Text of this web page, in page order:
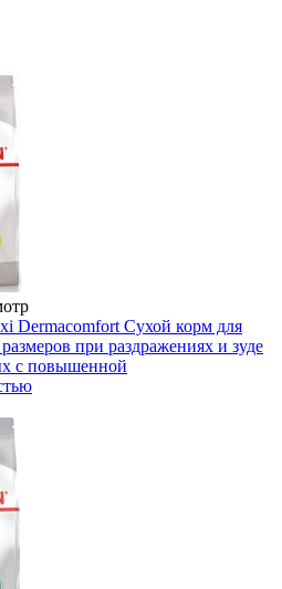
Dermacomfort Сухой корм для
при раздражениях и зуде
с повышенной